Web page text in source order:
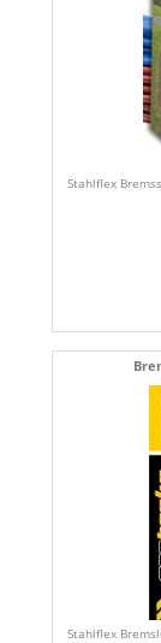
Stahlflex
Stahlflex